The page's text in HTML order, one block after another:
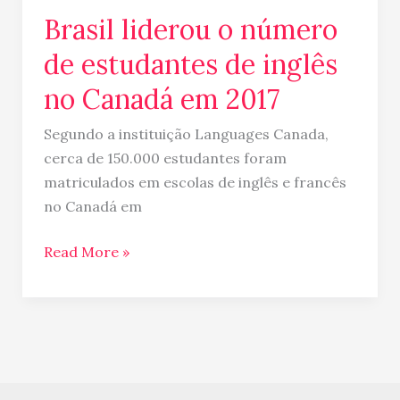
Brasil liderou o número
de estudantes de inglês
no Canadá em 2017
Segundo a instituição Languages Canada,
cerca de 150.000 estudantes foram
matriculados em escolas de inglês e francês
no Canadá em
Read More »